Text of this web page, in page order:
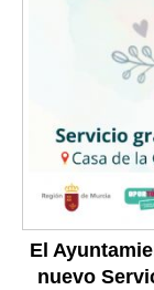
El
nuevo